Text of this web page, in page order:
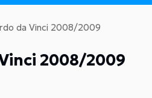
da Vinci 2008/2009
2008/2009